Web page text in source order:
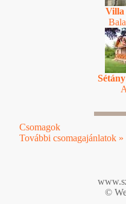
Villa
Csomagok
További csomagajánlatok »
©